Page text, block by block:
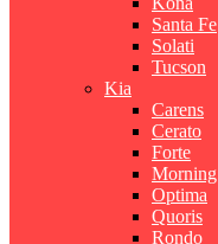
Santa Fe
Solati
Tucson
Kia
Carens
Cerato
Forte
Morning
Optima
Quoris
Rondo